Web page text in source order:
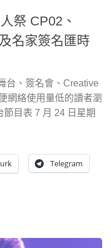
祭 CP02、
名家簽名匯時
台、簽名會、Creative
網絡使用量低的讀者瀏
目表 7 月 24 日星期
Telegram